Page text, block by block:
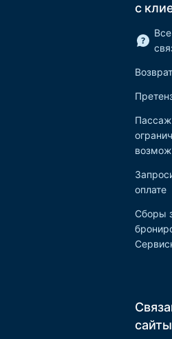
с
Возврат
оплате
Сборы
сайты